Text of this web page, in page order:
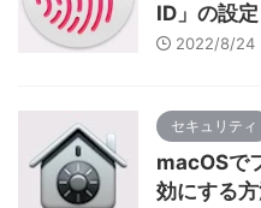
ID」の設定
2022/8/24
セキュリティ
macOSで
効にする